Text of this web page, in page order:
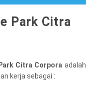
Park Citra
Citra Corpora adalah
kerja sebagai :